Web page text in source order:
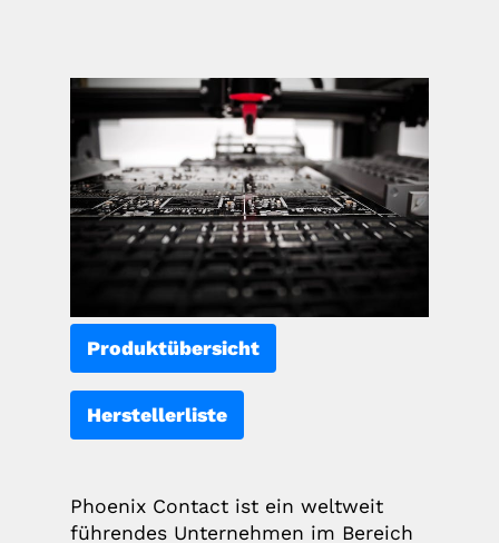
Produktübersicht
Herstellerliste
Phoenix Contact ist ein weltweit
führendes Unternehmen im Bereich